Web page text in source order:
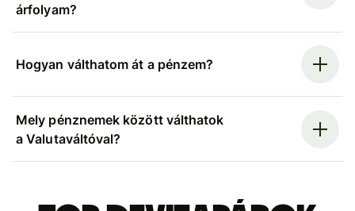
árfolyam?
Hogyan válthatom át a pénzem?
Mely pénznemek között válthatok
a Valutaváltóval?